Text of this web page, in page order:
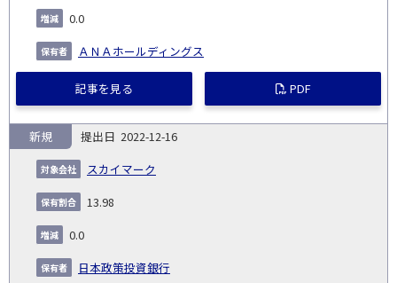
0.0
ＡＮＡホールディングス
記事を見る PDF
2022-12-16
スカイマーク
新規
13.98
0.0
日本政策投資銀行